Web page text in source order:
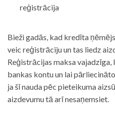
reģistrācija
Bieži gadās, kad kredīta
veic reģistrāciju un tas liedz
Reģistrācijas maksa
bankas kontu un lai
ja šī nauda pēc pieteikuma
aizdevumu tā arī nesaņemsiet.